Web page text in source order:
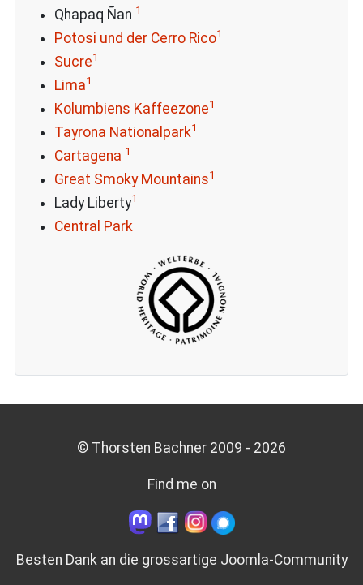
Qhapaq Ñan 1
Potosi und der Cerro Rico1
Sucre1
Lima1
Kolumbiens Kaffeezone1
Tayrona Nationalpark1
Cartagena 1
Great Smoky Mountains1
Lady Liberty1
Central Park
© Thorsten Bachner 2009 - 2026
Find me on
Besten Dank an die grossartige Joomla-Community